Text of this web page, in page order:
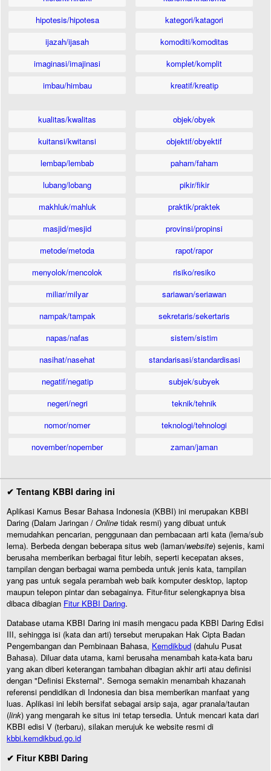
hipotesis/hipotesa
ijazah/ijasah
imaginasi/imajinasi
imbau/himbau
kategori/katagori
komoditi/komoditas
komplet/komplit
kreatif/kreatip
kualitas/kwalitas
kuitansi/kwitansi
lembap/lembab
lubang/lobang
makhluk/mahluk
masjid/mesjid
metode/metoda
menyolok/mencolok
miliar/milyar
nampak/tampak
napas/nafas
nasihat/nasehat
negatif/negatip
negeri/negri
nomor/nomer
november/nopember
objek/obyek
objektif/obyektif
paham/faham
pikir/fikir
praktik/praktek
provinsi/propinsi
rapot/rapor
risiko/resiko
sariawan/seriawan
sekretaris/sekertaris
sistem/sistim
standarisasi/standardisasi
subjek/subyek
teknik/tehnik
teknologi/tehnologi
zaman/jaman
✔ Tentang KBBI daring ini
Aplikasi Kamus Besar Bahasa Indonesia (KBBI) ini merupakan KBBI
Daring (Dalam Jaringan / Online tidak resmi) yang dibuat untuk
memudahkan pencarian, penggunaan dan pembacaan arti kata (lema/sub
lema). Berbeda dengan beberapa situs web (laman/website) sejenis, kami
berusaha memberikan berbagai fitur lebih, seperti kecepatan akses,
tampilan dengan berbagai warna pembeda untuk jenis kata, tampilan
yang pas untuk segala perambah web baik komputer desktop, laptop
maupun telepon pintar dan sebagainya. Fitur-fitur selengkapnya bisa
dibaca dibagian Fitur KBBI Daring.
Database utama KBBI Daring ini masih mengacu pada KBBI Daring Edisi
III, sehingga isi (kata dan arti) tersebut merupakan Hak Cipta Badan
Pengembangan dan Pembinaan Bahasa, Kemdikbud (dahulu Pusat
Bahasa). Diluar data utama, kami berusaha menambah kata-kata baru
yang akan diberi keterangan tambahan dibagian akhir arti atau definisi
dengan "Definisi Eksternal". Semoga semakin menambah khazanah
referensi pendidikan di Indonesia dan bisa memberikan manfaat yang
luas. Aplikasi ini lebih bersifat sebagai arsip saja, agar pranala/tautan
(link) yang mengarah ke situs ini tetap tersedia. Untuk mencari kata dari
KBBI edisi V (terbaru), silakan merujuk ke website resmi di
kbbi.kemdikbud.go.id
✔ Fitur KBBI Daring